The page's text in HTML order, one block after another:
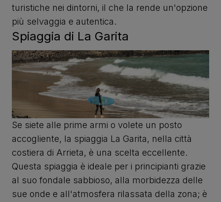
turistiche nei dintorni, il che la rende un'opzione
più selvaggia e autentica.
Spiaggia di La Garita
Se siete alle prime armi o volete un posto
accogliente, la spiaggia La Garita, nella città
costiera di Arrieta, è una scelta eccellente.
Questa spiaggia è ideale per i principianti grazie
al suo fondale sabbioso, alla morbidezza delle
sue onde e all'atmosfera rilassata della zona; è